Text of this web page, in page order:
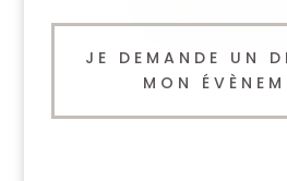
JE DEMANDE UN
MON